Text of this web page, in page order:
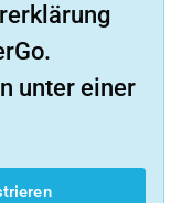
unter einer